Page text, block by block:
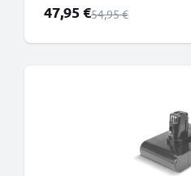
Prix spécial
47,95 €Prix normal
54,95 €